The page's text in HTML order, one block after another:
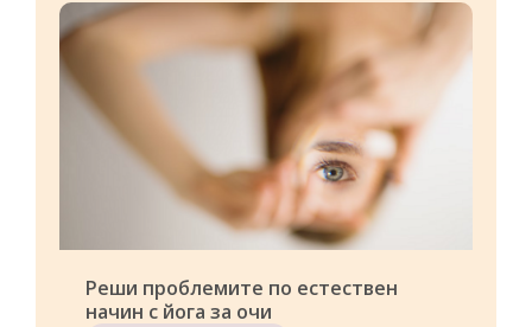
Реши проблемите по естествен
начин с йога за очи